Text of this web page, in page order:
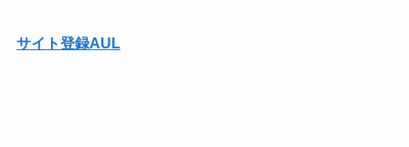
サイト登録AUL